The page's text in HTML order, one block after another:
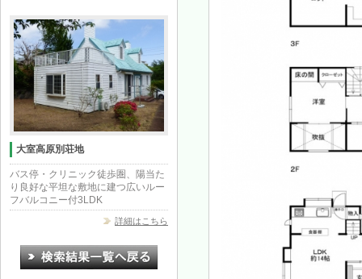
大室高原別荘地
バス停・クリニック徒歩圏、陽当た
り良好な平坦な敷地に建つ広いルー
フバルコニー付3LDK
詳細はこちら